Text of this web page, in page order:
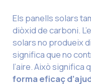
Els panells solars
diòxid de carboni.
solars no produeix
significa que no
l’aire. Això significa
forma eficaç